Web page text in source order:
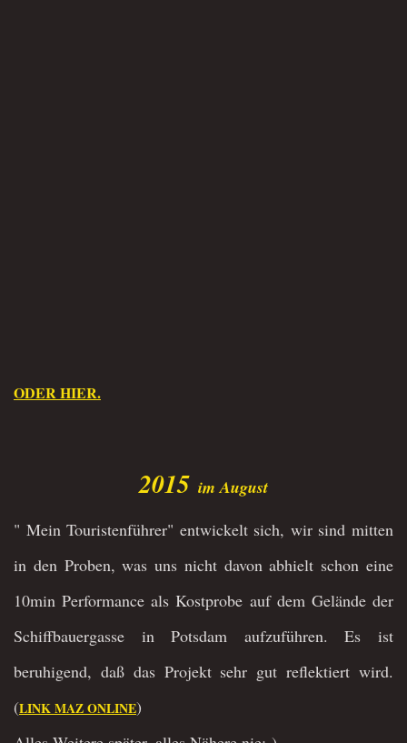
ODER HIER.
2015 im August
" Mein Touristenführer" entwickelt sich, wir sind mitten
in den Proben, was uns nicht davon abhielt schon eine
10min Performance als Kostprobe auf dem Gelände der
Schiffbauergasse in Potsdam aufzuführen. Es ist
beruhigend, daß das Projekt sehr gut reflektiert wird.
(LINK MAZ ONLINE)